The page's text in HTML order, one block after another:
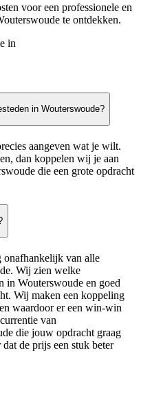
voor een professionele en
te ontdekken.
in
in Wouterswoude?
aangeven wat je wilt.
dan koppelen wij je aan
die een grote opdracht
onafhankelijk van alle
Wij zien welke
in Wouterswoude en goed
Wij maken een koppeling
waardoor er een win-win
van
die jouw opdracht graag
de prijs een stuk beter